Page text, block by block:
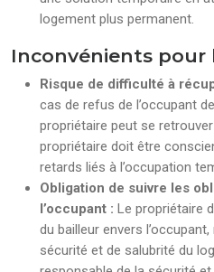
logement plus permanent.
Inconvénients pour
Risque de difficulté à
cas de refus de l’occupant
propriétaire peut se
propriétaire doit être
retards liés à l’occupation
Obligation de suivre les
l’occupant : Le propriétaire
du bailleur envers
sécurité et de salubrité du